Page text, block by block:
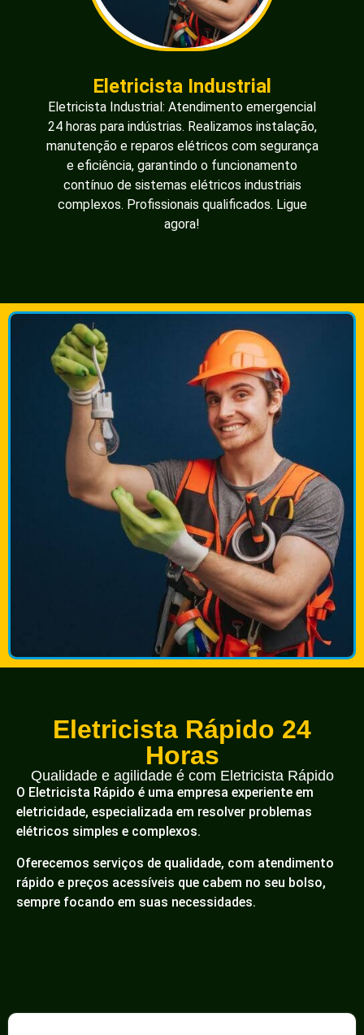
Eletricista Industrial
Eletricista Industrial: Atendimento emergencial
24 horas para indústrias. Realizamos instalação,
manutenção e reparos elétricos com segurança
e eficiência, garantindo o funcionamento
contínuo de sistemas elétricos industriais
complexos. Profissionais qualificados. Ligue
agora!
Eletricista Rápido 24
Horas
Qualidade e agilidade é com Eletricista Rápido
O Eletricista Rápido é uma empresa experiente em
eletricidade, especializada em resolver problemas
elétricos simples e complexos.
Oferecemos serviços de qualidade, com atendimento
rápido e preços acessíveis que cabem no seu bolso,
sempre focando em suas necessidades.